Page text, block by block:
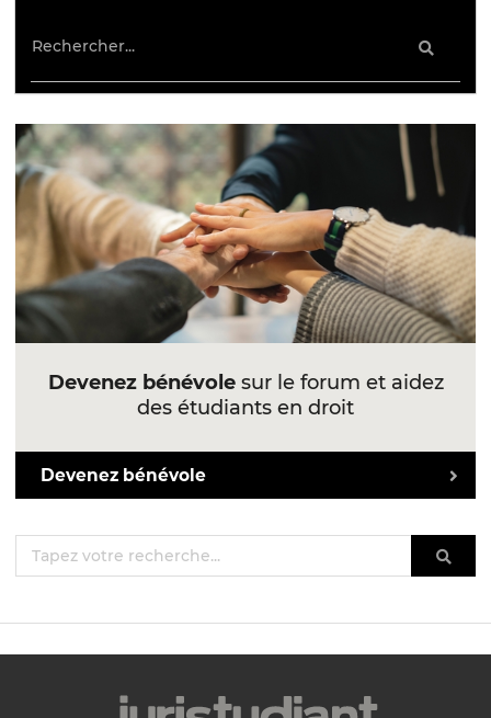
Devenez bénévolesur le forum et aidez
des étudiants en droit
Devenez bénévole